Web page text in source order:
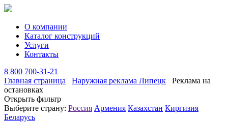
О компании
Каталог конструкций
Услуги
Контакты
8 800 700-31-21
Главная страница
Наружная реклама Липецк
Реклама на
остановках
Открыть фильтр
Выберите страну: Россия Армения Казахстан Киргизия
Беларусь